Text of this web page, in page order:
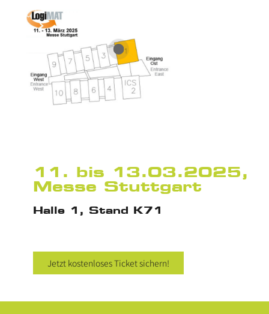
11. bis 13.03.2025,
Messe Stuttgart
Halle 1, Stand K71
Jetzt kostenloses Ticket sichern!